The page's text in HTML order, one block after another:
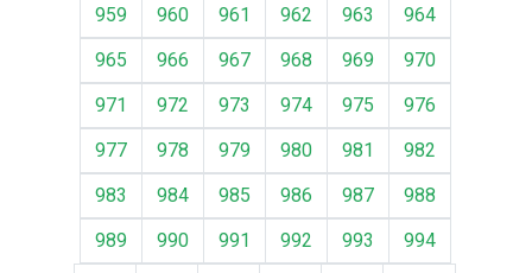
959
960 961 962 963
964
965
966 967 968 969
970
971
972 973 974 975
976
977
978 979 980 981
982
983
984 985 986 987
988
989
990 991 992 993
994